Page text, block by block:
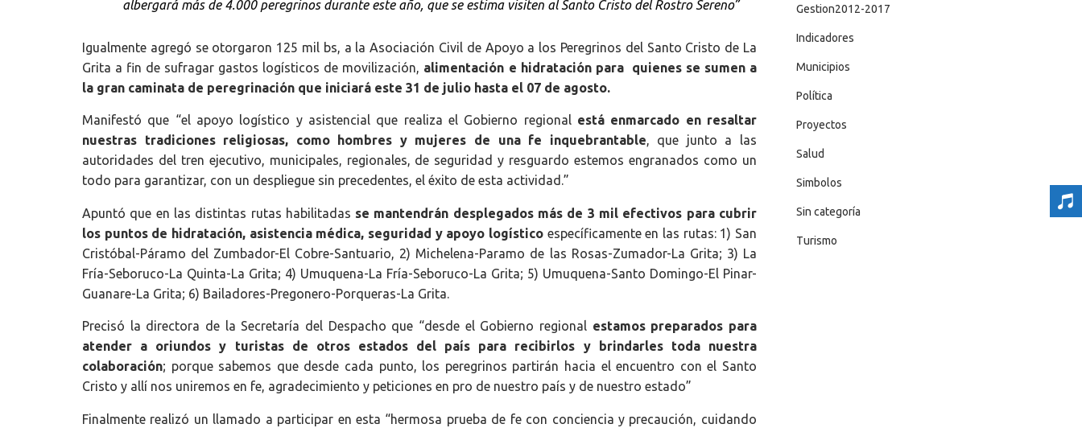
albergará más de 4.000 peregrinos durante este año, que se estima visiten al Santo Cristo del Rostro Sereno”
Igualmente agregó se otorgaron 125 mil bs, a la Asociación Civil de Apoyo a los Peregrinos del Santo Cristo de La
Grita a fin de sufragar gastos logísticos de movilización, alimentación e hidratación para quienes se sumen a
la gran caminata de peregrinación que iniciará este 31 de julio hasta el 07 de agosto.
Manifestó que “el apoyo logístico y asistencial que realiza el Gobierno regional está enmarcado en resaltar
nuestras tradiciones religiosas, como hombres y mujeres de una fe inquebrantable, que junto a las
autoridades del tren ejecutivo, municipales, regionales, de seguridad y resguardo estemos engranados como un
todo para garantizar, con un despliegue sin precedentes, el éxito de esta actividad.”
Apuntó que en las distintas rutas habilitadas se mantendrán desplegados más de 3 mil efectivos para cubrir
los puntos de hidratación, asistencia médica, seguridad y apoyo logísticoespecíficamente en las rutas: 1) San
Cristóbal-Páramo del Zumbador-El Cobre-Santuario, 2) Michelena-Paramo de las Rosas-Zumador-La Grita; 3) La
Fría-Seboruco-La Quinta-La Grita; 4) Umuquena-La Fría-Seboruco-La Grita; 5) Umuquena-Santo Domingo-El Pinar-
Guanare-La Grita; 6) Bailadores-Pregonero-Porqueras-La Grita.
Precisó la directora de la Secretaría del Despacho que “desde el Gobierno regional estamos preparados para
atender a oriundos y turistas de otros estados del país para recibirlos y brindarles toda nuestra
colaboración; porque sabemos que desde cada punto, los peregrinos partirán hacia el encuentro con el Santo
Cristo y allí nos uniremos en fe, agradecimiento y peticiones en pro de nuestro país y de nuestro estado”
Finalmente realizó un llamado a participar en esta “hermosa prueba de fe con conciencia y precaución, cuidando
Gestion2012-2017
Indicadores
Municipios
Política
Proyectos
Salud
Simbolos
Sin categoría
Turismo